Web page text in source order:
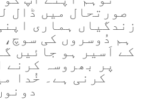
صورتحال میں ڈال
زندگیاں ہماری
ہم دُوسروں کی
کے اَسیر ہو جائیں
پر بھروسہ کرنے
کرنی ہے۔ خُدا